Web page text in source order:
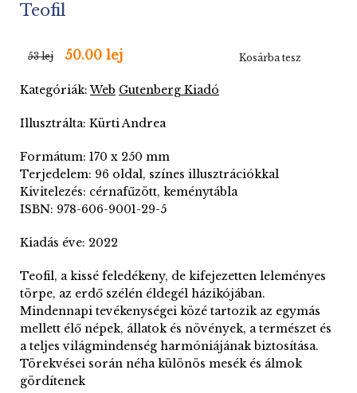
Teofil
53 lej 50.00 lej Kosárba tesz
Kategóriák:Web Gutenberg Kiadó
Illusztrálta: Kürti Andrea
Formátum: 170 x 250 mm
Terjedelem: 96 oldal, színes illusztrációkkal
Kivitelezés: cérnafűzött, keménytábla
ISBN: 978-606-9001-29-5
Kiadás éve: 2022
Teofil, a kissé feledékeny, de kifejezetten leleményes
törpe, az erdő szélén éldegél házikójában.
Mindennapi tevékenységei közé tartozik az egymás
mellett élő népek, állatok és növények, a természet és
a teljes világmindenség harmóniájának biztosítása.
Törekvései során néha különös mesék és álmok
gördítenek